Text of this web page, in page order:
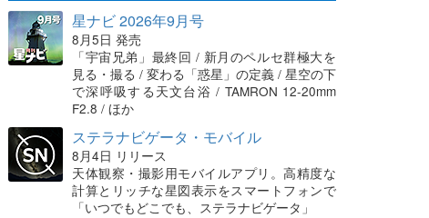
星ナビ 2026年9月号
8月5日 発売
「宇宙兄弟」最終回 / 新月のペルセ群極大を
見る・撮る / 変わる「惑星」の定義 / 星空の下
で深呼吸する天文台浴 / TAMRON 12-20mm
F2.8 / ほか
ステラナビゲータ・モバイル
8月4日 リリース
天体観察・撮影用モバイルアプリ。高精度な
計算とリッチな星図表示をスマートフォンで
「いつでもどこでも、ステラナビゲータ」